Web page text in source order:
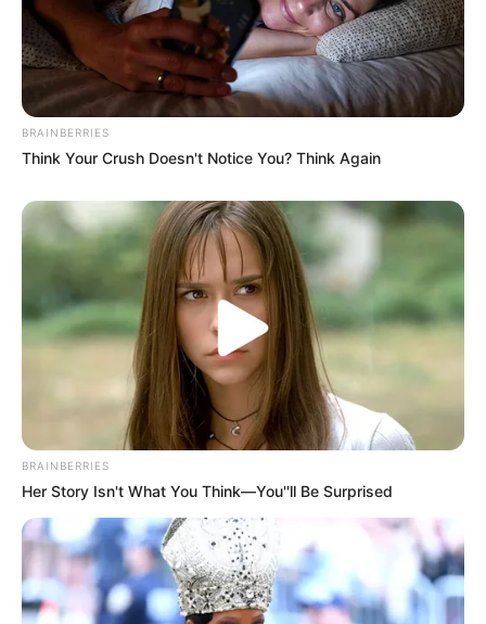
BRAINBERRIES
Think Your Crush Doesn't Notice You? Think Again
BRAINBERRIES
Her Story Isn't What You Think—You''ll Be Surprised